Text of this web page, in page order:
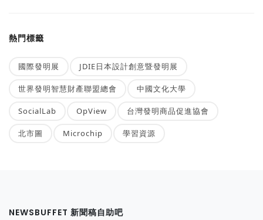
熱門標籤
國際發明展 JDIE日本設計創意暨發明展
世界發明智慧財產聯盟總會 中國文化大學
SocialLab OpView 台灣發明商品促進協會
北市圖 Microchip 學習資源
NEWSBUFFET 新聞稿自助吧